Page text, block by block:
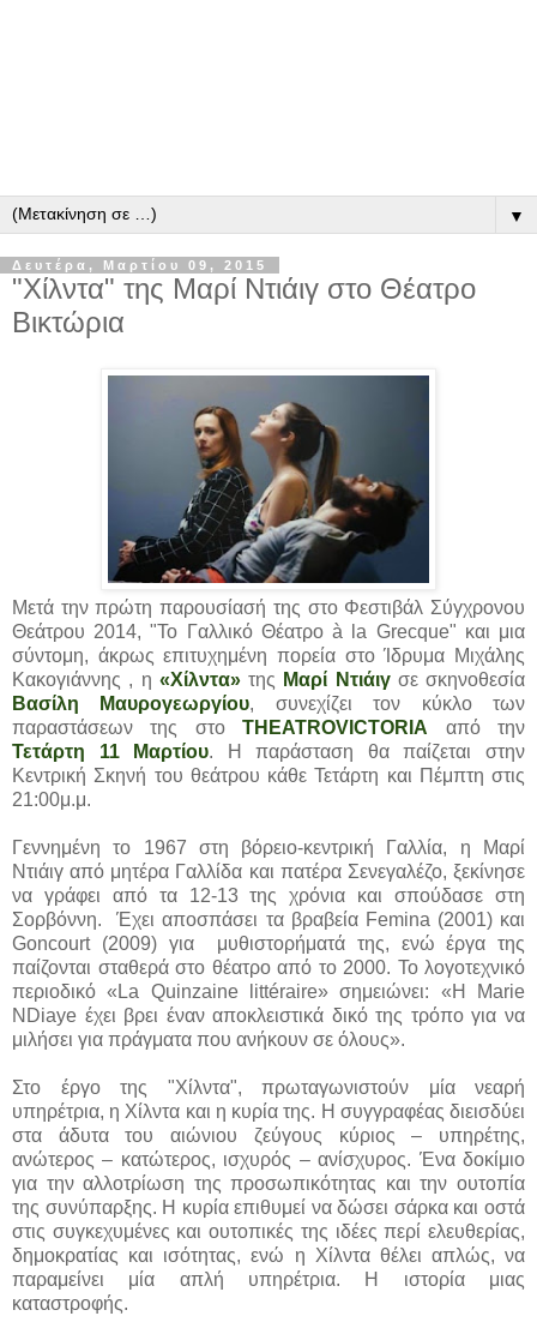
▼
Δευτέρα, Μαρτίου 09, 2015
"Χίλντα" της Μαρί Ντιάιγ στο Θέατρο
Βικτώρια
Μετά την πρώτη παρουσίασή της στο Φεστιβάλ Σύγχρονου
Θεάτρου 2014, "Το Γαλλικό Θέατρο à la Grecque" και μια
σύντομη, άκρως επιτυχημένη πορεία στο Ίδρυμα Μιχάλης
Κακογιάννης , η «Χίλντα» της Μαρί Ντιάιγσε σκηνοθεσία
Βασίλη Μαυρογεωργίου, συνεχίζει τον κύκλο των
παραστάσεων της στο
THEATROVICTORIA από την
Τετάρτη 11 Μαρτίου. Η παράσταση θα παίζεται στην
Κεντρική Σκηνή του θεάτρου κάθε Τετάρτη και Πέμπτη στις
21:00μ.μ.
Γεννημένη το 1967 στη βόρειο-κεντρική Γαλλία, η Μαρί
Ντιάιγ από μητέρα Γαλλίδα και πατέρα Σενεγαλέζο, ξεκίνησε
να γράφει από τα 12-13 της χρόνια και σπούδασε στη
Σορβόννη. Έχει αποσπάσει τα βραβεία Femina (2001) και
Goncourt (2009) για μυθιστορήματά της, ενώ έργα της
παίζονται σταθερά στο θέατρο από το 2000. Το λογοτεχνικό
περιοδικό «La Quinzaine littéraire» σημειώνει: «Η Marie
NDiaye έχει βρει έναν αποκλειστικά δικό της τρόπο για να
μιλήσει για πράγματα που ανήκουν σε όλους».
Στο έργο της "Χίλντα", πρωταγωνιστούν μία νεαρή
υπηρέτρια, η Χίλντα και η κυρία της. Η συγγραφέας διεισδύει
στα άδυτα του αιώνιου ζεύγους κύριος – υπηρέτης,
ανώτερος – κατώτερος, ισχυρός – ανίσχυρος. Ένα δοκίμιο
για την αλλοτρίωση της προσωπικότητας και την ουτοπία
της συνύπαρξης. Η κυρία επιθυμεί να δώσει σάρκα και οστά
στις συγκεχυμένες και ουτοπικές της ιδέες περί ελευθερίας,
δημοκρατίας και ισότητας, ενώ η Χίλντα θέλει απλώς, να
παραμείνει μία απλή υπηρέτρια. Η ιστορία μιας
καταστροφής.